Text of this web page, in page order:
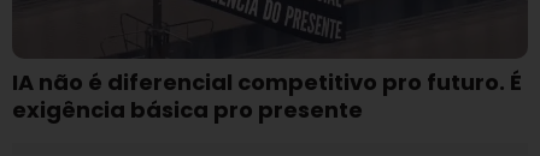
IA não é diferencial competitivo pro futuro. É
exigência básica pro presente